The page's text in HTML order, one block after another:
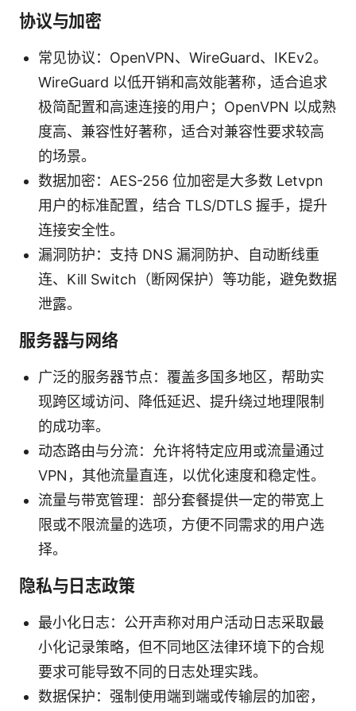
协议与加密
常见协议：OpenVPN、WireGuard、IKEv2。
WireGuard 以低开销和高效能著称，适合追求
极简配置和高速连接的用户；OpenVPN 以成熟
度高、兼容性好著称，适合对兼容性要求较高
的场景。
数据加密：AES-256 位加密是大多数 Letvpn
用户的标准配置，结合 TLS/DTLS 握手，提升
连接安全性。
漏洞防护：支持 DNS 漏洞防护、自动断线重
连、Kill Switch（断网保护）等功能，避免数据
泄露。
服务器与网络
广泛的服务器节点：覆盖多国多地区，帮助实
现跨区域访问、降低延迟、提升绕过地理限制
的成功率。
动态路由与分流：允许将特定应用或流量通过
VPN，其他流量直连，以优化速度和稳定性。
流量与带宽管理：部分套餐提供一定的带宽上
限或不限流量的选项，方便不同需求的用户选
择。
隐私与日志政策
最小化日志：公开声称对用户活动日志采取最
小化记录策略，但不同地区法律环境下的合规
要求可能导致不同的日志处理实践。
数据保护：强制使用端到端或传输层的加密，